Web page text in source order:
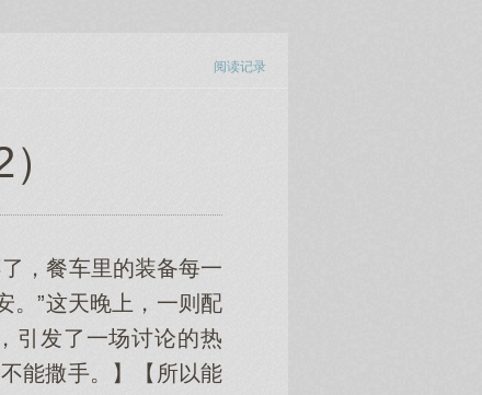
阅读记录
，餐车里的装备每一
。”这天晚上，一则配
引发了一场讨论的热
能撒手。】【所以能